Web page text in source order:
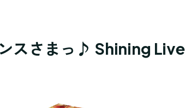
スさまっ♪ Shining Live